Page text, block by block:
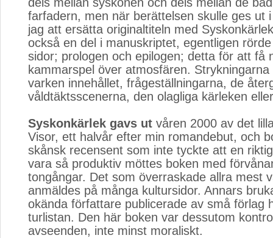
farfadern, men när berättelsen skulle ges ut
jag att ersätta originaltiteln med
också en del i manuskriptet, egentligen
sidor; prologen och epilogen; detta för att få
kammarspel över atmosfären.
varken innehållet, frågeställningarna, de
våldtäktsscenerna, den olagliga kärleken
Syskonkärlek gavs ut våren 2000 av det
Visor, ett halvår efter min romandebut, och
skånsk recensent som inte tyckte att en
vara så produktiv möttes boken med
tongångar. Det som överraskade allra mest
anmäldes på många kultursidor. Annars
okända författare publicerade av små förlag
turlistan. Den här boken var dessutom
avseenden, inte minst moraliskt.